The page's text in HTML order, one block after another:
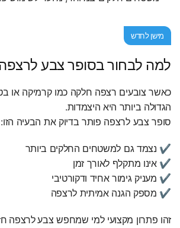
מישן לחדש
למה לבחור בסופר צבע
כאשר צובעים רצפה חלקה כמו קרמיקה או
הגדולה ביותר היא היצמדות.
סופר צבע לרצפה פותר בדיוק את הבעיה הזו:
✔ נצמד גם למשטחים החלקים ביותר
✔ אינו מתקלף לאורך זמן
✔ מעניק גימור אחיד ודקורטיבי
✔ מספק הגנה אמיתית לרצפה
זהו פתרון מקצועי למי שמחפש צבע לרצפה